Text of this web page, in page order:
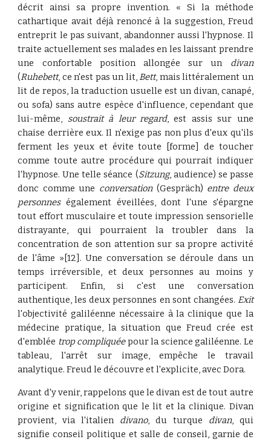
décrit ainsi sa propre invention. « Si la méthode
cathartique avait déjà renoncé à la suggestion, Freud
entreprit le pas suivant, abandonner aussi l'hypnose. Il
traite actuellement ses malades en les laissant prendre
une confortable position allongée sur un divan
(Ruhebett, ce n'est pas un lit,Bett, mais littéralement un
lit de repos, la traduction usuelle est un divan, canapé,
ou sofa) sans autre espèce d'influence, cependant que
lui-même, soustrait à leur regard, est assis sur une
chaise derrière eux. Il n'exige pas non plus d'eux qu'ils
ferment les yeux et évite toute [forme] de toucher
comme toute autre procédure qui pourrait indiquer
l'hypnose. Une telle séance (Sitzung, audience) se passe
donc comme une conversation(Gespräch) entre deux
personneségalement éveillées, dont l'une s'épargne
tout effort musculaire et toute impression sensorielle
distrayante, qui pourraient la troubler dans la
concentration de son attention sur sa propre activité
de l'âme »[12]. Une conversation se déroule dans un
temps irréversible, et deux personnes au moins y
participent. Enfin, si c'est une conversation
authentique, les deux personnes en sont changées. Exit
l'objectivité galiléenne nécessaire à la clinique que la
médecine pratique, la situation que Freud crée est
d'emblée trop compliquéepour la science galiléenne. Le
tableau, l'arrêt sur image, empêche le travail
analytique. Freud le découvre et l'explicite, avec Dora.
Avant d'y venir, rappelons que le divan est de tout autre
origine et signification que le lit et la clinique. Divan
provient, via l'italien divano, du turque divan, qui
signifie conseil politique et salle de conseil, garnie de